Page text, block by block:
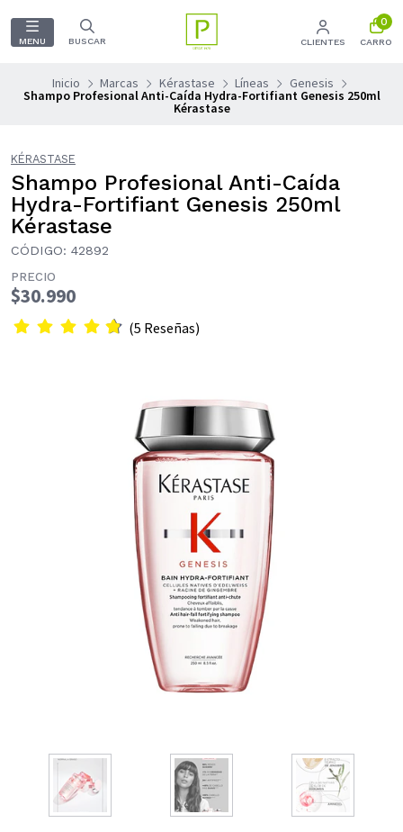
MENU BUSCAR CLIENTES
0
CARRO
Inicio Marcas Kérastase Líneas Genesis
Shampo Profesional Anti-Caída Hydra-Fortifiant Genesis 250ml
Kérastase
KÉRASTASE
Shampo Profesional Anti-Caída
Hydra-Fortifiant Genesis 250ml
Kérastase
CÓDIGO: 42892
PRECIO
$30.990
(5 Reseñas)